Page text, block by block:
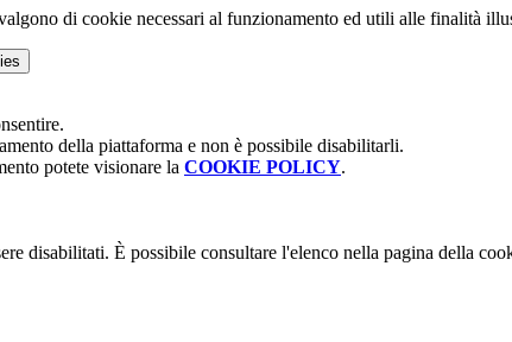
di cookie necessari al funzionamento ed utili alle finalità
della piattaforma e non è possibile disabilitarli.
potete visionare la COOKIE POLICY.
disabilitati. È possibile consultare l'elenco nella pagina della